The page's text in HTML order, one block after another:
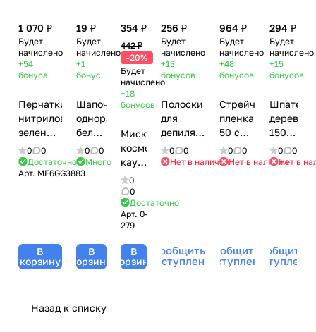
1 070 ₽
Будет
начислено
+54
бонуса
Перчатки
нитриловые
зеленые
M
Benovy
(Бенови)
0
0
Достаточно
Арт. ME6GG3883
В
корзину
19 ₽
Будет
начислено
+1
бонус
Шапочка
одноразовая
белая
Шарлотта
- 1 шт
0
0
Много
В
корзину
354 ₽
442 ₽
-20%
Будет
начислено
+18
бонусов
Миска
косметическая
каучуковая,
11 см
0
0
Достаточно
Арт. 0-
279
В
корзину
256 ₽
Будет
начислено
+13
бонусов
Полоски
для
депиляции
полиэстер
белые 7
0
0
Нет в наличии
Сообщить о
поступлении
964 ₽
Будет
начислено
+48
бонусов
Стрейч-
пленка
50 см x
250 м,
17 мкм,
0
0
Нет в наличии
Сообщить о
поступлении
294 ₽
Будет
начислено
+15
бонусов
Шпатели
150 х
18
мм -
0
0
Нет в
Сообщить о
Назад к списку